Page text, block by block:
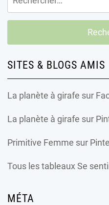
SITES & BLOGS AMIS
La planète à girafe sur
La planète à girafe sur
Primitive Femme sur
Tous les tableaux Se
MÉTA